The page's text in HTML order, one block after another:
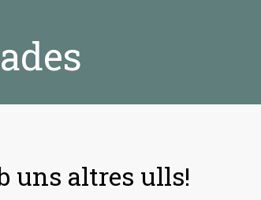
uns altres ulls!